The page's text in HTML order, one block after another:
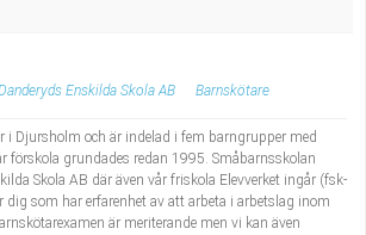
Enskilda Skola AB Barnskötare
i Djursholm och är indelad i fem barngrupper med
förskola grundades redan 1995. Småbarnsskolan
Skola AB där även vår friskola Elevverket ingår (fsk-
dig som har erfarenhet av att arbeta i arbetslag inom
är meriterande men vi kan även